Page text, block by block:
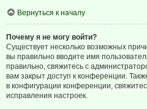
Вернуться к началу
Почему я не могу войти?
Существует несколько возможных
вы правильно вводите имя
правильно, свяжитесь с
вам закрыт доступ к конференции.
в конфигурации конференции,
исправления настроек.